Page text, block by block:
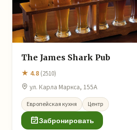
The James Shark Pub
★ 4.8 (2510)
ул. Карла Маркса, 155А
Европейская кухня Центр
Забронировать